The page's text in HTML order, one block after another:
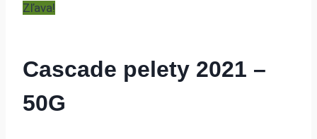
Zľava!
Cascade pelety 2021 –
50G